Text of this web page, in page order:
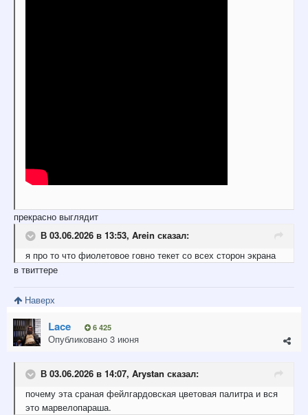
прекрасно выглядит
В 03.06.2026 в 13:53, Arein сказал:
я про то что фиолетовое говно текет со всех сторон экрана
в твиттере
Наверх
Lace 6 425
Опубликовано 3 июня
В 03.06.2026 в 14:07, Arystan сказал:
почему эта сраная фейлгардовская цветовая палитра и вся
это марвелопараша.